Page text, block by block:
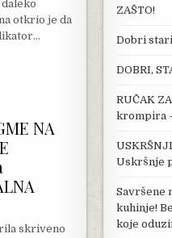
otkrio je da
NA
skriveno
ZAŠTO!
Dobri
DOBRI,
RUČAK
krompira
Uskršnje
Savršene
kuhinje!
koje